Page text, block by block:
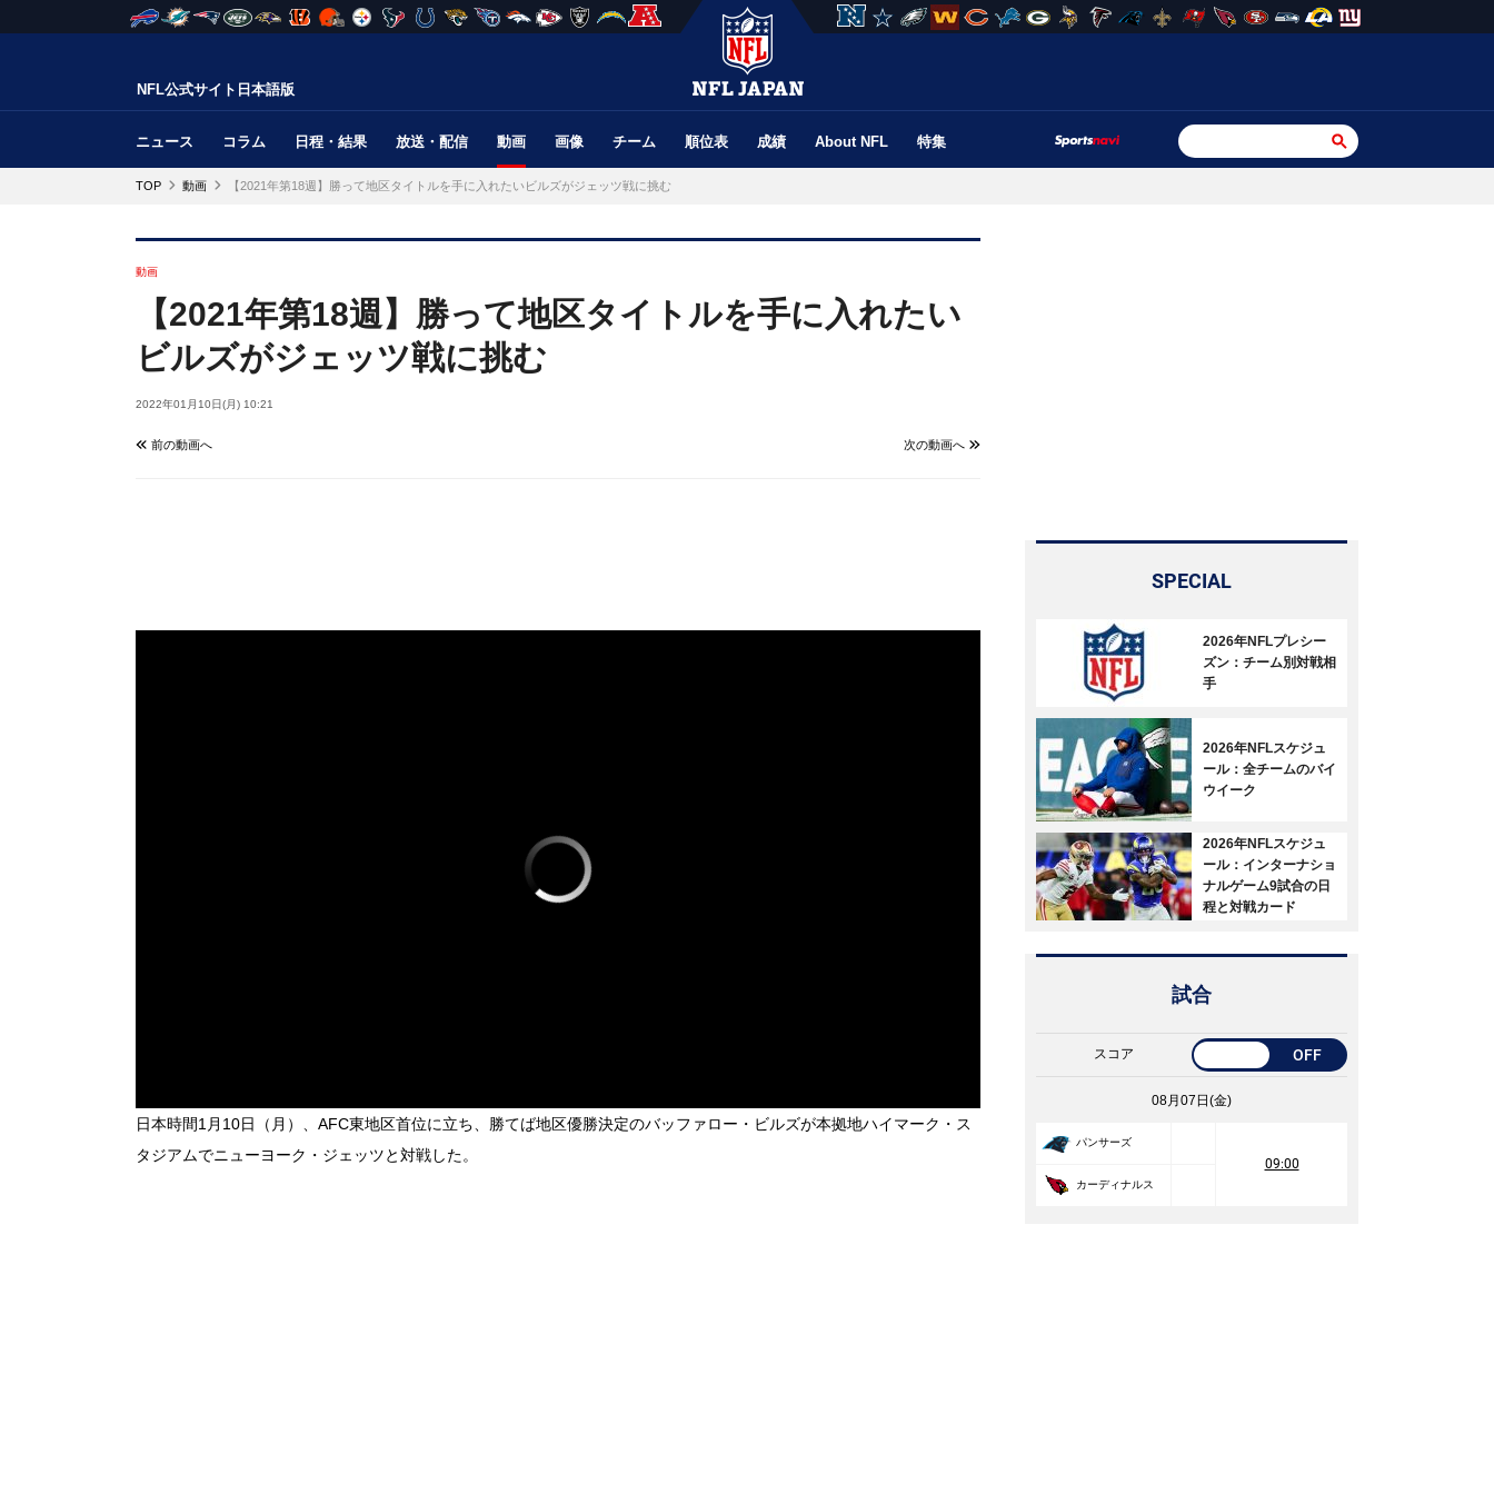
NFL公式サイト日本語版
ニュース コラム 日程・結果 放送・配信 動画 画像 チーム 順位表 成績 About NFL 特集
TOP 動画 【2021年第18週】勝って地区タイトルを手に入れたいビルズがジェッツ戦に挑む
動画
【2021年第18週】勝って地区タイトルを手に入れたい
ビルズがジェッツ戦に挑む
2022年01月10日(月) 10:21
前の動画へ 次の動画へ
日本時間1月10日（月）、AFC東地区首位に立ち、勝てば地区優勝決定のバッファロー・ビルズが本拠地ハイマーク・ス
タジアムでニューヨーク・ジェッツと対戦した。
SPECIAL
2026年NFLプレシー
ズン：チーム別対戦相
手
2026年NFLスケジュ
ール：全チームのバイ
ウイーク
2026年NFLスケジュ
ール：インターナショ
ナルゲーム9試合の日
程と対戦カード
試合
スコア OFF
08月07日(金)
パンサーズ
09:00
カーディナルス